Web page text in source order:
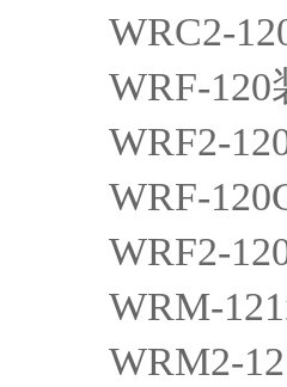
WRC2-
WRF-120
WRF2-
WRF-
WRF2-
WRM-121
WRM2-